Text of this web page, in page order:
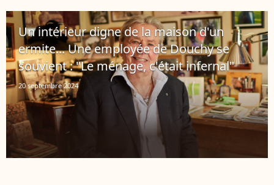
Un intérieur digne de la maison d'un
ermite... Une employée de Douchy se
souvient : "Le ménage, c'était infernal"
20 septembre 2024